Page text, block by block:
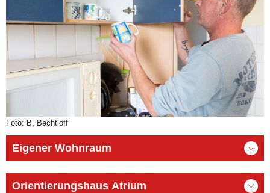
Mitarbeit
Spenden
Foto: B. Bechtloff
Eigener Wohnraum
Orientierungshaus Atrium